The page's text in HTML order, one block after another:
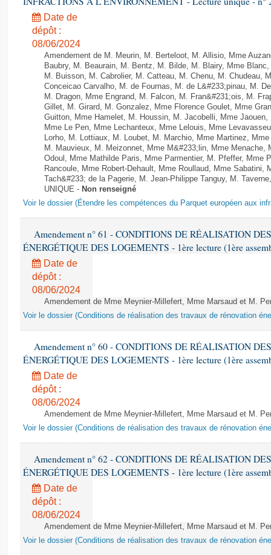
Date de
dépôt :
08/06/2024
Amendement de M. Meurin, M. Berteloot, M. Allisio, Mme
Baubry, M. Beaurain, M. Bentz, M. Bilde, M. Blairy, Mme
M. Buisson, M. Cabrolier, M. Catteau, M. Chenu, M. Chudeau,
Conceicao Carvalho, M. de Fournas, M. de L&#233;pinau, M.
M. Dragon, Mme Engrand, M. Falcon, M. Fran&#231;ois, M.
Gillet, M. Girard, M. Gonzalez, Mme Florence Goulet, Mme
Guitton, Mme Hamelet, M. Houssin, M. Jacobelli, Mme
Mme Le Pen, Mme Lechanteux, Mme Lelouis, Mme
Lorho, M. Lottiaux, M. Loubet, M. Marchio, Mme Martinez,
M. Mauvieux, M. Meizonnet, Mme M&#233;lin, Mme Menache,
Odoul, Mme Mathilde Paris, Mme Parmentier, M. Pfeffer, Mme
Rancoule, Mme Robert-Dehault, Mme Roullaud, Mme
Tach&#233; de la Pagerie, M. Jean-Philippe Tanguy, M.
UNIQUE - Non renseigné
Voir le dossier (Étendre les compétences du Parquet européen aux
Amendement n° 61 - CONDITIONS DE RÉALISATION
ÉNERGÉTIQUE DES LOGEMENTS - 1ère lecture (1ère
Date de
dépôt :
08/06/2024
Amendement de Mme Meynier-Millefert, Mme Marsaud et M.
Voir le dossier (Conditions de réalisation des travaux de rénovation
Amendement n° 60 - CONDITIONS DE RÉALISATION
ÉNERGÉTIQUE DES LOGEMENTS - 1ère lecture (1ère
Date de
dépôt :
08/06/2024
Amendement de Mme Meynier-Millefert, Mme Marsaud et M.
Voir le dossier (Conditions de réalisation des travaux de rénovation
Amendement n° 62 - CONDITIONS DE RÉALISATION
ÉNERGÉTIQUE DES LOGEMENTS - 1ère lecture (1ère
Date de
dépôt :
08/06/2024
Amendement de Mme Meynier-Millefert, Mme Marsaud et M.
Voir le dossier (Conditions de réalisation des travaux de rénovation